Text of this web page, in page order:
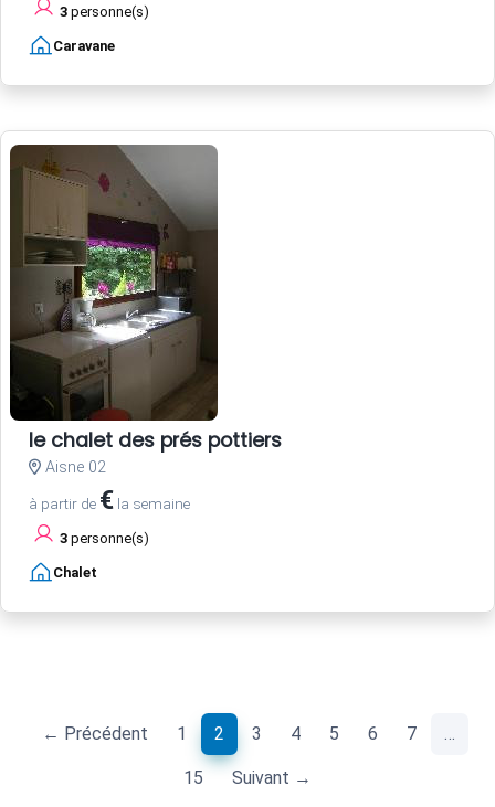
3 personne(s)
Caravane
le chalet des prés pottiers
Aisne 02
à partir de € la semaine
3 personne(s)
Chalet
← Précédent 1 2(current)
3 4 5 6 7 …
15 Suivant →